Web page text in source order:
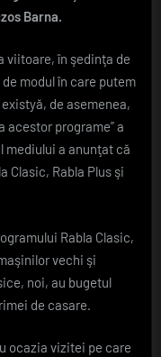
Barna.
viitoare, în şedinţa de
modul în care putem
de asemenea,
programe” a
mediului a anunţat că
Clasic, Rabla Plus şi
Rabla Clasic,
vechi şi
noi, au bugetul
de casare.
ocazia vizitei pe care